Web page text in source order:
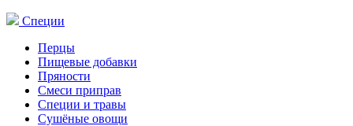
Специи
Перцы
Пищевые добавки
Пряности
Смеси приправ
Специи и травы
Сушёные овощи